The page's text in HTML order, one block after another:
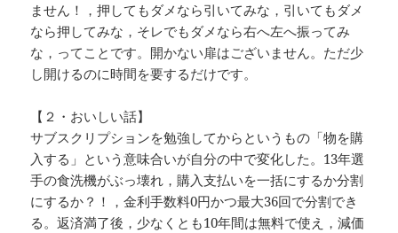
ません！，押してもダメなら引いてみな，引いてもダメ
なら押してみな，そレでもダメなら右へ左へ振ってみ
な，ってことです。開かない扉はございません。ただ少
し開けるのに時間を要するだけです。
【２・おいしい話】
サブスクリプションを勉強してからというもの「物を購
入する」という意味合いが自分の中で変化した。13年選
手の食洗機がぶっ壊れ，購入支払いを一括にするか分割
にするか？！，金利手数料0円かつ最大36回で分割でき
る。返済満了後，少なくとも10年間は無料で使え，減価